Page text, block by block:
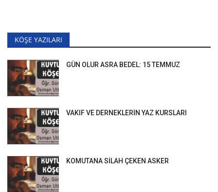
KÖŞE YAZILARI
GÜN OLUR ASRA BEDEL: 15 TEMMUZ
VAKIF VE DERNEKLERİN YAZ KURSLARI
KOMUTANA SİLAH ÇEKEN ASKER